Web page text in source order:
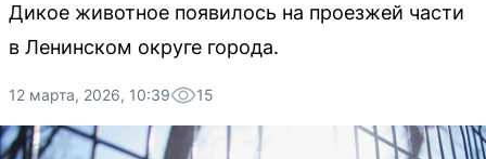
Дикое животное появилось на проезжей части
в Ленинском округе города.
12 марта, 2026, 10:39 15